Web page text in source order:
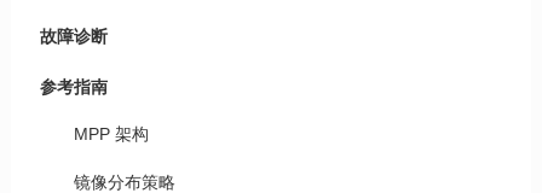
故障诊断
参考指南
MPP 架构
镜像分布策略